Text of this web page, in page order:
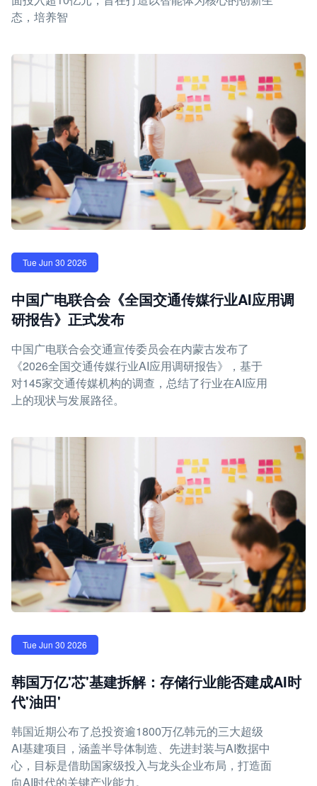
态，培养智
Tue Jun 30 2026
中国广电联合会《全国交通传媒行业AI应用调
研报告》正式发布
中国广电联合会交通宣传委员会在内蒙古发布了
《2026全国交通传媒行业AI应用调研报告》，基于
对145家交通传媒机构的调查，总结了行业在AI应用
上的现状与发展路径。
Tue Jun 30 2026
韩国万亿'芯'基建拆解：存储行业能否建成AI时
代'油田'
韩国近期公布了总投资逾1800万亿韩元的三大超级
AI基建项目，涵盖半导体制造、先进封装与AI数据中
心，目标是借助国家级投入与龙头企业布局，打造面
向AI时代的关键产业能力。